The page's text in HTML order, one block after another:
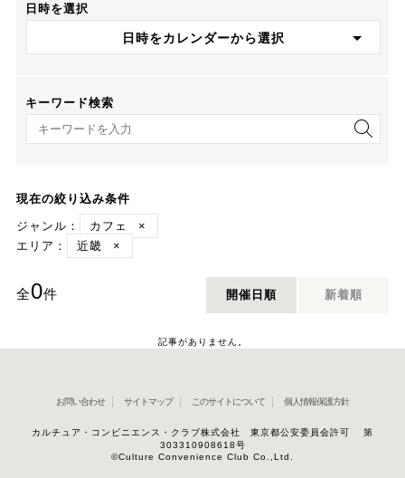
日時を選択
日時をカレンダーから選択
キーワード検索
キーワード検索
現在の絞り込み条件
ジャンル：
カフェ
×
エリア：
近畿 ×
全0件 開催日順 新着順
記事がありません。
お問い合わせ サイトマップ このサイトについて 個人情報保護方針
カルチュア・コンビニエンス・クラブ株式会社 東京都公安委員会許可 第
303310908618号
©Culture Convenience Club Co.,Ltd.